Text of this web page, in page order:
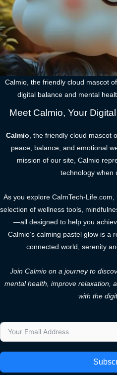
Calmio, the friendly cloud mascot
digital balance and mental
Meet Calmio, Your
Calmio, the friendly cloud mascot
peace, balance, and emotional
mission of our site, Calmio
technology when
As you explore CalmTech-
selection of wellness tools,
—all designed to help you
Calmio’s calming pastel glow is a
connected world, serenity
Join Calmio on a journey to
mental health, improve relaxation,
with the